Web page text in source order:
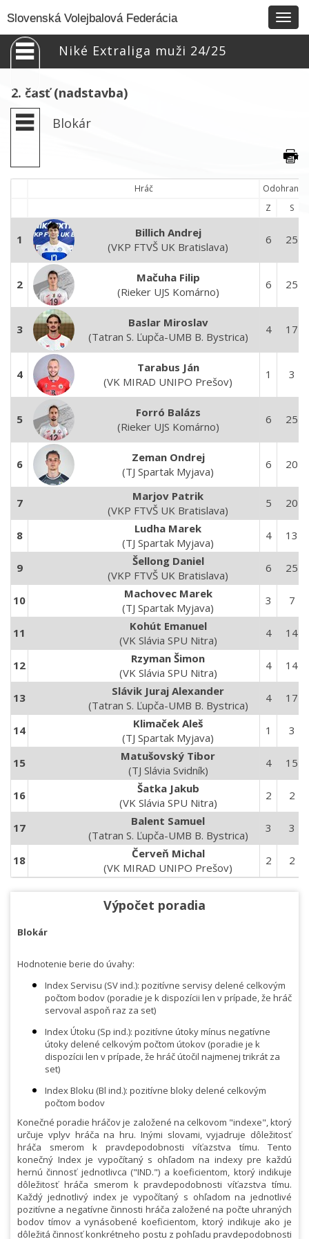
Slovenská Volejbalová Federácia
Niké Extraliga muži 24/25
2. časť (nadstavba)
Blokár
Hráč
Odohrané
Z
S
1
Billich Andrej
(VKP FTVŠ UK Bratislava)
6 25
2
Mačuha Filip
(Rieker UJS Komárno)
6 25
3
Baslar Miroslav
(Tatran S. Ľupča-UMB B. Bystrica)
4 17
4
Tarabus Ján
(VK MIRAD UNIPO Prešov)
1 3
5
Forró Balázs
(Rieker UJS Komárno)
6 25
6
Zeman Ondrej
(TJ Spartak Myjava)
6 20
7
Marjov Patrik
(VKP FTVŠ UK Bratislava)
5 20
8
Ludha Marek
(TJ Spartak Myjava)
4 13
9
Šellong Daniel
(VKP FTVŠ UK Bratislava)
6 25
10
Machovec Marek
(TJ Spartak Myjava)
3 7
11
Kohút Emanuel
(VK Slávia SPU Nitra)
4 14
12
Rzyman Šimon
(VK Slávia SPU Nitra)
4 14
13
Slávik Juraj Alexander
(Tatran S. Ľupča-UMB B. Bystrica)
4 17
14
Klimaček Aleš
(TJ Spartak Myjava)
1 3
15
Matušovský Tibor
(TJ Slávia Svidník)
4 15
16
Šatka Jakub
(VK Slávia SPU Nitra)
2 2
17
Balent Samuel
(Tatran S. Ľupča-UMB B. Bystrica)
3 3
18
Červeň Michal
(VK MIRAD UNIPO Prešov)
2 2
Výpočet poradia
Blokár
Hodnotenie berie do úvahy:
Index Servisu (SV ind.): pozitívne servisy delené celkovým
počtom bodov (poradie je k dispozícii len v prípade, že hráč
servoval aspoň raz za set)
Index Útoku (Sp ind.): pozitívne útoky mínus negatívne
útoky delené celkovým počtom útokov (poradie je k
dispozícii len v prípade, že hráč útočil najmenej trikrát za
set)
Index Bloku (Bl ind.): pozitívne bloky delené celkovým
počtom bodov
Konečné poradie hráčov je založené na celkovom "indexe", ktorý
určuje vplyv hráča na hru. Inými slovami, vyjadruje dôležitosť
hráča smerom k pravdepodobnosti víťazstva tímu. Tento
konečný Index je vypočítaný s ohľadom na indexy pre každú
hernú činnosť jednotlivca ("IND.") a koeficientom, ktorý indikuje
dôležitosť hráča smerom k pravdepodobnosti víťazstva tímu.
Každý jednotlivý index je vypočítaný s ohľadom na jednotlivé
pozitívne a negatívne činnosti hráča založené na počte uhraných
bodov tímov a vynásobené koeficientom, ktorý indikuje ako je
dôležitá činnosť konkrétneho postu z pohľadu pravdepodobnosti